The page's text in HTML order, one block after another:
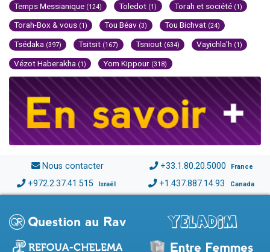
Temps Messianique (124) Toledot (1) Torah et société (1)
Torah-Box & vous (1) Tou Béav (3) Tou Bichvat (24)
Tsédaka (397) Tsitsit (167) Tsniout (634) Vayichla'h (1)
Vézot Haberakha (1) Yom Kippour (318)
Nous contacter +33.1.80.20.5000 France
+972.2.37.41.515 Israël +1.437.887.14.93 Canada